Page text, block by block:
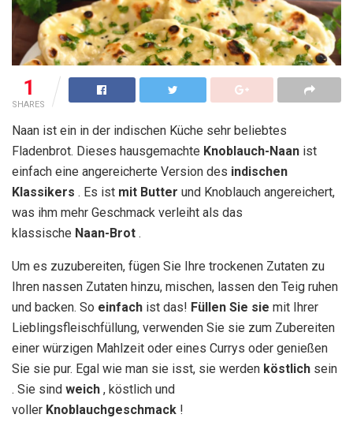
1
SHARES
Naan ist ein in der indischen Küche sehr beliebtes
Fladenbrot. Dieses hausgemachte Knoblauch-Naan ist
einfach eine angereicherte Version des indischen
Klassikers . Es ist mit Butter und Knoblauch angereichert,
was ihm mehr Geschmack verleiht als das
klassische Naan-Brot .
Um es zuzubereiten, fügen Sie Ihre trockenen Zutaten zu
Ihren nassen Zutaten hinzu, mischen, lassen den Teig ruhen
und backen. So einfach ist das! Füllen Sie sie mit Ihrer
Lieblingsfleischfüllung, verwenden Sie sie zum Zubereiten
einer würzigen Mahlzeit oder eines Currys oder genießen
Sie sie pur. Egal wie man sie isst, sie werden köstlich sein
. Sie sind weich , köstlich und
voller Knoblauchgeschmack !